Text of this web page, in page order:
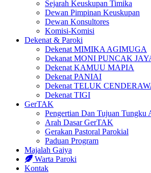
Sejarah Keuskupan Timika
Dewan Pimpinan Keuskupan
Dewan Konsultores
Komisi-Komisi
Dekenat & Paroki
Dekenat MIMIKA AGIMUGA
Dekanat MONI PUNCAK
Dekenat KAMUU MAPIA
Dekenat PANIAI
Dekenat TELUK
Dekenat TIGI
GerTAK
Pengertian Dan Tujuan Tungku
Arah Dasar GerTAK
Gerakan Pastoral Parokial
Paduan Program
Majalah Gaiya
Warta Paroki
Kontak